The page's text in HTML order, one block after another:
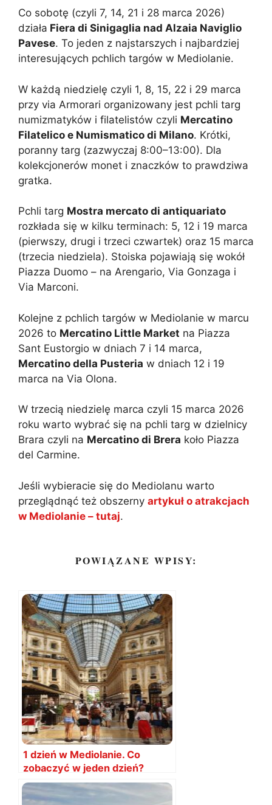
Co sobotę (czyli 7, 14, 21 i 28 marca 2026)
działa Fiera di Sinigaglia nad Alzaia Naviglio
Pavese. To jeden z najstarszych i najbardziej
interesujących pchlich targów w Mediolanie.
W każdą niedzielę czyli 1, 8, 15, 22 i 29 marca
przy via Armorari organizowany jest pchli targ
numizmatyków i filatelistów czyli Mercatino
Filatelico e Numismatico di Milano. Krótki,
poranny targ (zazwyczaj 8:00–13:00). Dla
kolekcjonerów monet i znaczków to prawdziwa
gratka.
Pchli targ Mostra mercato di antiquariato
rozkłada się w kilku terminach: 5, 12 i 19 marca
(pierwszy, drugi i trzeci czwartek) oraz 15 marca
(trzecia niedziela). Stoiska pojawiają się wokół
Piazza Duomo – na Arengario, Via Gonzaga i
Via Marconi.
Kolejne z pchlich targów w Mediolanie w marcu
2026 to Mercatino Little Market na Piazza
Sant Eustorgio w dniach 7 i 14 marca,
Mercatino della Pusteria w dniach 12 i 19
marca na Via Olona.
W trzecią niedzielę marca czyli 15 marca 2026
roku warto wybrać się na pchli targ w dzielnicy
Brara czyli na Mercatino di Brera koło Piazza
del Carmine.
Jeśli wybieracie się do Mediolanu warto
przeglądnąć też obszerny artykuł o atrakcjach
w Mediolanie – tutaj.
POWIĄZANE WPISY:
1 dzień w Mediolanie. Co
zobaczyć w jeden dzień?
Mediolan, plan